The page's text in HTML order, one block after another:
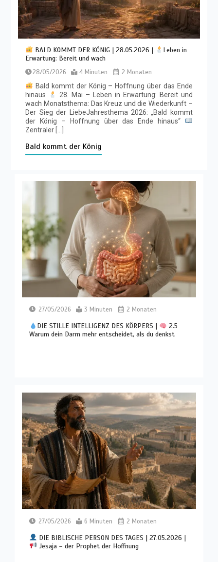
BALD KOMMT DER KÖNIG | 28.05.2026 |
Leben in
Erwartung: Bereit und wach
28/05/2026 4 Minuten
2 Monaten
Bald kommt der König – Hoffnung über das Ende
hinaus
28. Mai – Leben in Erwartung: Bereit und
wach Monatsthema: Das Kreuz und die Wiederkunft –
Der Sieg der LiebeJahresthema 2026: „Bald kommt
der König – Hoffnung über das Ende hinaus“
Zentraler […]
Bald kommt der König
27/05/2026 3 Minuten 2 Monaten
DIE STILLE INTELLIGENZ DES KÖRPERS |
2.5
Warum dein Darm mehr entscheidet, als du denkst
27/05/2026 6 Minuten 2 Monaten
DIE BIBLISCHE PERSON DES TAGES | 27.05.2026 |
Jesaja – der Prophet der Hoffnung